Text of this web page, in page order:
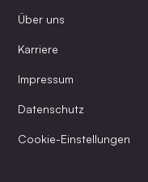
Über uns
Karriere
Impressum
Datenschutz
Cookie-Einstellungen